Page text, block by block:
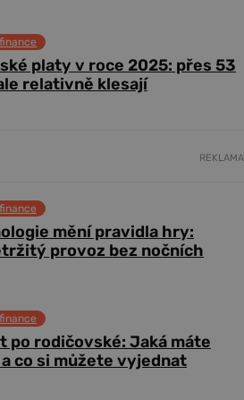
platy v roce 2025: přes 53
relativně klesají
REKLAMA
mění pravidla hry:
provoz bez nočních
po rodičovské: Jaká máte
co si můžete vyjednat